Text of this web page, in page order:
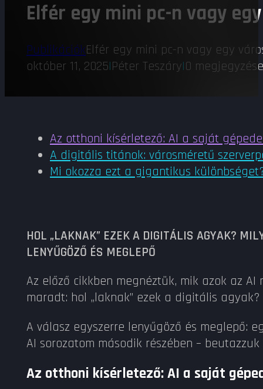
Elfér egy mini pc-n vagy
PublikációkElfér egy mini pc-n vagy egy
október 11, 2025|Péter Teszáry|0
Az otthoni kísérletező: AI a saját
A digitális titánok: városméretű
Mi okozza ezt a gigantikus
HOL „LAKNAK” EZEK A DIGITÁLIS AGYAK?
LENYŰGÖZŐ ÉS MEGLEPŐ
Az előző cikkben megnéztük, mik azok az
maradt: hol „laknak” ezek a digitális
A válasz egyszerre lenyűgöző és meglepő:
AI sorozatom második részében –
Az otthoni kísérletező: AI a saját